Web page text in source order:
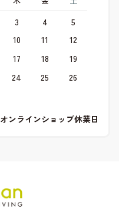
3 4
5
10 11
12
17 18
19
24 25
26
オンラインショップ休業日